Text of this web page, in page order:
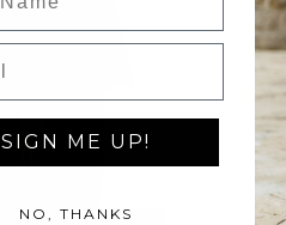
SIGN ME UP!
NO, THANKS